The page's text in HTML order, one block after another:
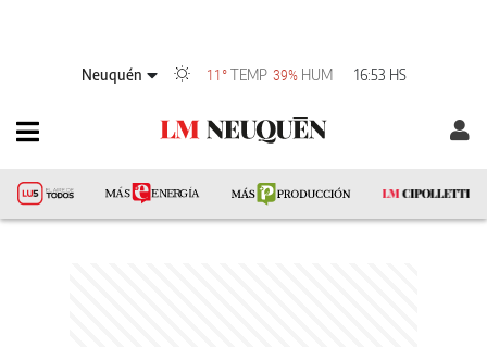
Neuquén 11° TEMP 39% HUM 16:53 HS